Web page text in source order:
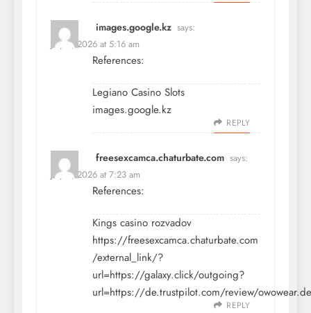
images.google.kz says:
July 8, 2026 at 5:16 am
References:
Legiano Casino Slots
images.google.kz
REPLY
freesexcamca.chaturbate.com says:
July 8, 2026 at 7:23 am
References:
Kings casino rozvadov
https://freesexcamca.chaturbate.com
/external_link/?
url=https://galaxy.click/outgoing?
url=https://de.trustpilot.com/review/owowear.de
REPLY